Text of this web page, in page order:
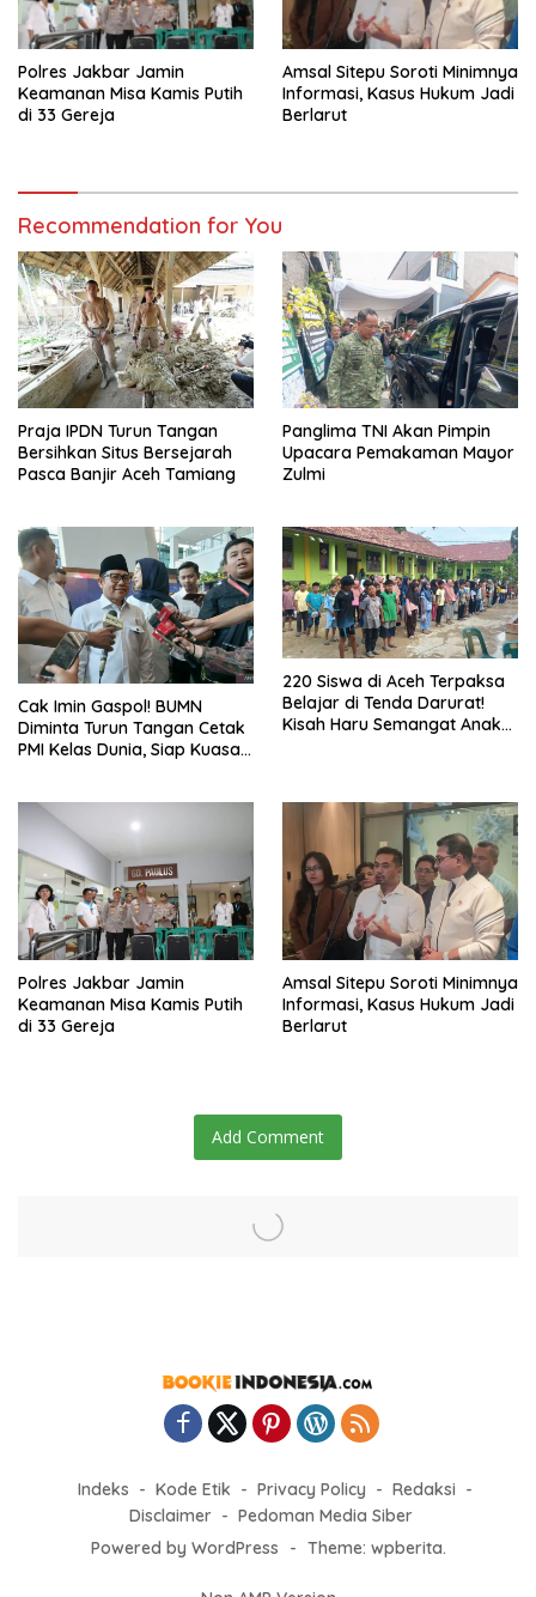
Polres Jakbar Jamin
Keamanan Misa Kamis Putih
di 33 Gereja
Amsal Sitepu Soroti Minimnya
Informasi, Kasus Hukum Jadi
Berlarut
Recommendation for You
Praja IPDN Turun Tangan
Bersihkan Situs Bersejarah
Pasca Banjir Aceh Tamiang
Panglima TNI Akan Pimpin
Upacara Pemakaman Mayor
Zulmi
Cak Imin Gaspol! BUMN
Diminta Turun Tangan Cetak
PMI Kelas Dunia, Siap Kuasai
220 Siswa di Aceh Terpaksa
Belajar di Tenda Darurat!
Kisah Haru Semangat Anak-
Polres Jakbar Jamin
Keamanan Misa Kamis Putih
di 33 Gereja
Amsal Sitepu Soroti Minimnya
Informasi, Kasus Hukum Jadi
Berlarut
Add Comment
Indeks Kode Etik Privacy Policy
Redaksi
Disclaimer
Pedoman Media Siber
Powered by WordPress
- Theme: wpberita.